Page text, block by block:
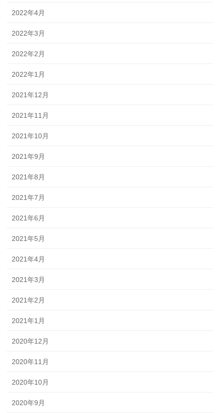
2022年4月
2022年3月
2022年2月
2022年1月
2021年12月
2021年11月
2021年10月
2021年9月
2021年8月
2021年7月
2021年6月
2021年5月
2021年4月
2021年3月
2021年2月
2021年1月
2020年12月
2020年11月
2020年10月
2020年9月